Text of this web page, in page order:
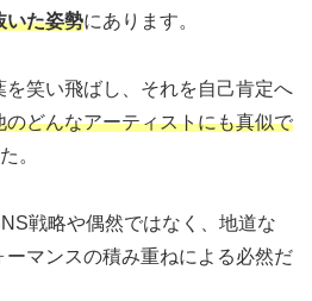
いた姿勢にあります。
を笑い飛ばし、それを自己肯定へ
のどんなアーティストにも真似で
。
戦略や偶然ではなく、地道な
マンスの積み重ねによる必然だ